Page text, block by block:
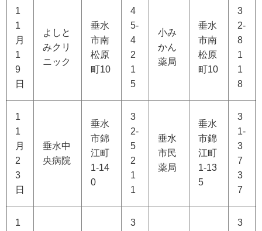
1
1
月
1
9
日
よしと
みクリ
ニック
垂水
市南
松原
町10
4
5-
4
2
1
5
小み
かん
薬局
垂水
市南
松原
町10
3
2-
8
1
1
8
1
1
月
2
3
日
垂水中
央病院
垂水
市錦
江町
1-14
0
3
2-
5
2
1
1
垂水
市民
薬局
垂水
市錦
江町
1-13
5
3
1-
3
7
3
7
1
3
3